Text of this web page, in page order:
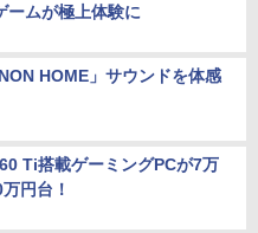
ームが極上体験に
HOME」サウンドを体感
Ti搭載ゲーミングPCが7万
円台！